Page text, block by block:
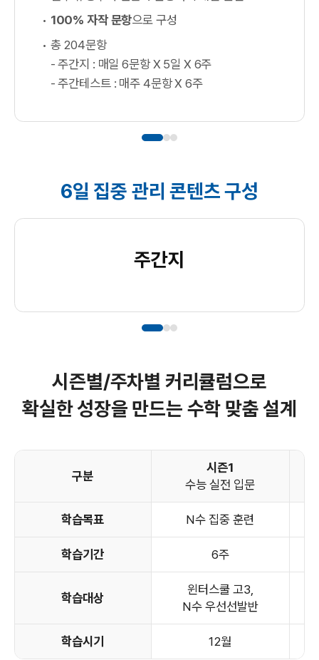
100% 자작 문항으로 구성
총 204문항
- 주간지 : 매일 6문항 X 5일 X 6주
- 주간테스트 : 매주 4문항 X 6주
6일 집중 관리 콘텐츠 구성
주간지
시즌별/주차별 커리큘럼으로
확실한 성장을 만드는 수학 맞춤 설계
구분
시즌1
수능 실전 입문
학습목표 N수 집중 훈련
학습기간 6주
학습대상
윈터스쿨 고3,
N수 우선선발반
학습시기 12월